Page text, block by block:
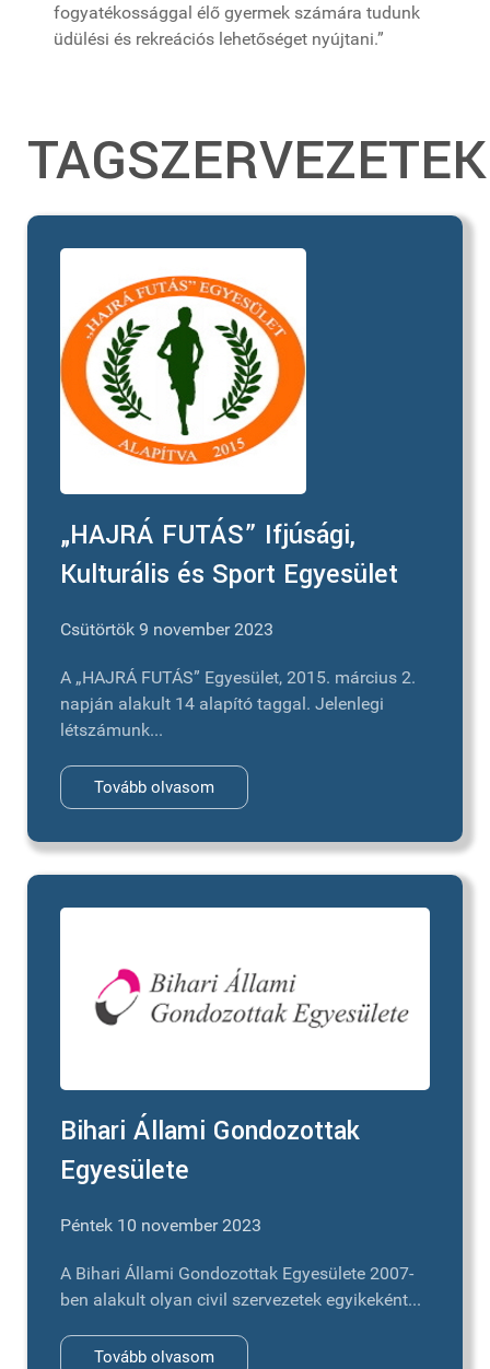
fogyatékossággal élő gyermek számára tudunk
üdülési és rekreációs lehetőséget nyújtani.”
TAGSZERVEZETEK
„HAJRÁ FUTÁS” Ifjúsági,
Kulturális és Sport Egyesület
Csütörtök 9 november 2023
A „HAJRÁ FUTÁS” Egyesület, 2015. március 2.
napján alakult 14 alapító taggal. Jelenlegi
létszámunk...
Tovább olvasom
Bihari Állami Gondozottak
Egyesülete
Péntek 10 november 2023
A Bihari Állami Gondozottak Egyesülete 2007-
ben alakult olyan civil szervezetek egyikeként...
Tovább olvasom